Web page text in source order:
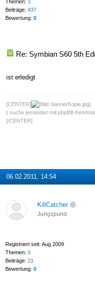
Themen: 3
Beiträge: 437
Bewertung: 0
Re: Symbian S60 5th
ist erledigt
[CENTER]
( suche jemanden mit phpBB
[/CENTER]
06.02.2011, 14:54
KillCatcher
Jungspund
Registriert seit: Aug 2009
Themen: 0
Beiträge: 21
Bewertung: 0